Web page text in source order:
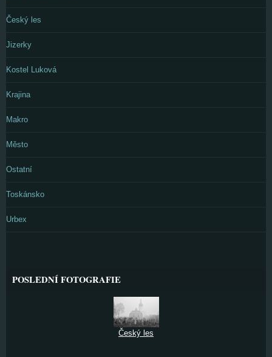
Český les
Jizerky
Kostel Luková
Krajina
Makro
Město
Ostatní
Toskánsko
Urbex
POSLEDNÍ FOTOGRAFIE
Český les